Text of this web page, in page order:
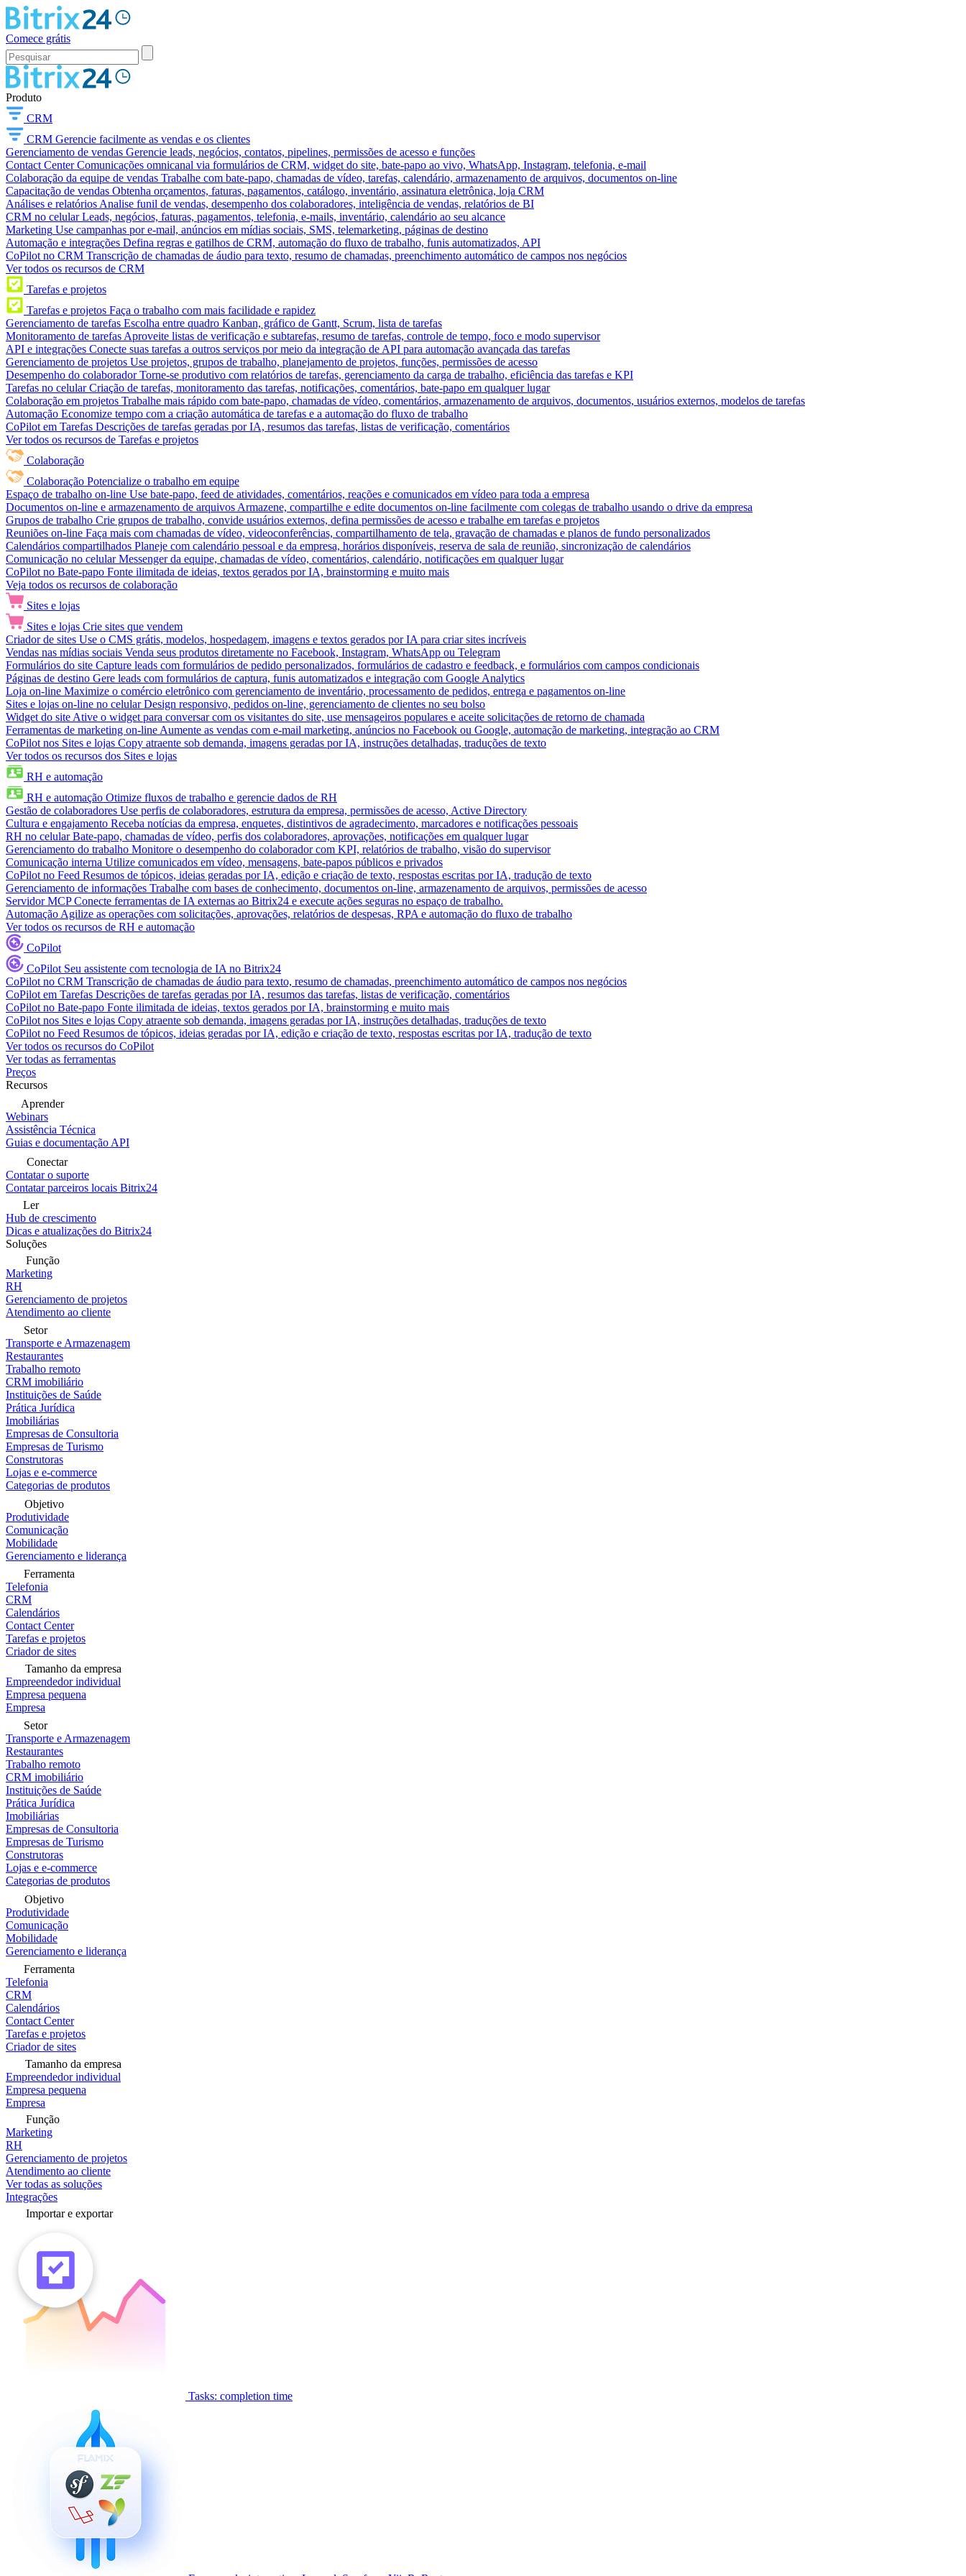
Comece grátis
Produto
CRM
CRM Gerencie facilmente as vendas e os clientes
Gerenciamento de vendas Gerencie leads, negócios, contatos, pipelines, permissões de acesso e funções
Contact Center Comunicações omnicanal via formulários de CRM, widget do site, bate-papo ao vivo, WhatsApp, Instagram, telefonia, e-mail
Colaboração da equipe de vendas Trabalhe com bate-papo, chamadas de vídeo, tarefas, calendário, armazenamento de arquivos, documentos on-line
Capacitação de vendas Obtenha orçamentos, faturas, pagamentos, catálogo, inventário, assinatura eletrônica, loja CRM
Análises e relatórios Analise funil de vendas, desempenho dos colaboradores, inteligência de vendas, relatórios de BI
CRM no celular Leads, negócios, faturas, pagamentos, telefonia, e-mails, inventário, calendário ao seu alcance
Marketing Use campanhas por e-mail, anúncios em mídias sociais, SMS, telemarketing, páginas de destino
Automação e integrações Defina regras e gatilhos de CRM, automação do fluxo de trabalho, funis automatizados, API
CoPilot no CRM Transcrição de chamadas de áudio para texto, resumo de chamadas, preenchimento automático de campos nos negócios
Ver todos os recursos de CRM
Tarefas e projetos
Tarefas e projetos Faça o trabalho com mais facilidade e rapidez
Gerenciamento de tarefas Escolha entre quadro Kanban, gráfico de Gantt, Scrum, lista de tarefas
Monitoramento de tarefas Aproveite listas de verificação e subtarefas, resumo de tarefas, controle de tempo, foco e modo supervisor
API e integrações Conecte suas tarefas a outros serviços por meio da integração de API para automação avançada das tarefas
Gerenciamento de projetos Use projetos, grupos de trabalho, planejamento de projetos, funções, permissões de acesso
Desempenho do colaborador Torne-se produtivo com relatórios de tarefas, gerenciamento da carga de trabalho, eficiência das tarefas e KPI
Tarefas no celular Criação de tarefas, monitoramento das tarefas, notificações, comentários, bate-papo em qualquer lugar
Colaboração em projetos Trabalhe mais rápido com bate-papo, chamadas de vídeo, comentários, armazenamento de arquivos, documentos, usuários externos, modelos de tarefas
Automação Economize tempo com a criação automática de tarefas e a automação do fluxo de trabalho
CoPilot em Tarefas Descrições de tarefas geradas por IA, resumos das tarefas, listas de verificação, comentários
Ver todos os recursos de Tarefas e projetos
Colaboração
Colaboração Potencialize o trabalho em equipe
Espaço de trabalho on-line Use bate-papo, feed de atividades, comentários, reações e comunicados em vídeo para toda a empresa
Documentos on-line e armazenamento de arquivos Armazene, compartilhe e edite documentos on-line facilmente com colegas de trabalho usando o drive da empresa
Grupos de trabalho Crie grupos de trabalho, convide usuários externos, defina permissões de acesso e trabalhe em tarefas e projetos
Reuniões on-line Faça mais com chamadas de vídeo, videoconferências, compartilhamento de tela, gravação de chamadas e planos de fundo personalizados
Calendários compartilhados Planeje com calendário pessoal e da empresa, horários disponíveis, reserva de sala de reunião, sincronização de calendários
Comunicação no celular Messenger da equipe, chamadas de vídeo, comentários, calendário, notificações em qualquer lugar
CoPilot no Bate-papo Fonte ilimitada de ideias, textos gerados por IA, brainstorming e muito mais
Veja todos os recursos de colaboração
Sites e lojas
Sites e lojas Crie sites que vendem
Criador de sites Use o CMS grátis, modelos, hospedagem, imagens e textos gerados por IA para criar sites incríveis
Vendas nas mídias sociais Venda seus produtos diretamente no Facebook, Instagram, WhatsApp ou Telegram
Formulários do site Capture leads com formulários de pedido personalizados, formulários de cadastro e feedback, e formulários com campos condicionais
Páginas de destino Gere leads com formulários de captura, funis automatizados e integração com Google Analytics
Loja on-line Maximize o comércio eletrônico com gerenciamento de inventário, processamento de pedidos, entrega e pagamentos on-line
Sites e lojas on-line no celular Design responsivo, pedidos on-line, gerenciamento de clientes no seu bolso
Widget do site Ative o widget para conversar com os visitantes do site, use mensageiros populares e aceite solicitações de retorno de chamada
Ferramentas de marketing on-line Aumente as vendas com e-mail marketing, anúncios no Facebook ou Google, automação de marketing, integração ao CRM
CoPilot nos Sites e lojas Copy atraente sob demanda, imagens geradas por IA, instruções detalhadas, traduções de texto
Ver todos os recursos dos Sites e lojas
RH e automação
RH e automação Otimize fluxos de trabalho e gerencie dados de RH
Gestão de colaboradores Use perfis de colaboradores, estrutura da empresa, permissões de acesso, Active Directory
Cultura e engajamento Receba notícias da empresa, enquetes, distintivos de agradecimento, marcadores e notificações pessoais
RH no celular Bate-papo, chamadas de vídeo, perfis dos colaboradores, aprovações, notificações em qualquer lugar
Gerenciamento do trabalho Monitore o desempenho do colaborador com KPI, relatórios de trabalho, visão do supervisor
Comunicação interna Utilize comunicados em vídeo, mensagens, bate-papos públicos e privados
CoPilot no Feed Resumos de tópicos, ideias geradas por IA, edição e criação de texto, respostas escritas por IA, tradução de texto
Gerenciamento de informações Trabalhe com bases de conhecimento, documentos on-line, armazenamento de arquivos, permissões de acesso
Servidor MCP Conecte ferramentas de IA externas ao Bitrix24 e execute ações seguras no espaço de trabalho.
Automação Agilize as operações com solicitações, aprovações, relatórios de despesas, RPA e automação do fluxo de trabalho
Ver todos os recursos de RH e automação
CoPilot
CoPilot Seu assistente com tecnologia de IA no Bitrix24
CoPilot no CRM Transcrição de chamadas de áudio para texto, resumo de chamadas, preenchimento automático de campos nos negócios
CoPilot em Tarefas Descrições de tarefas geradas por IA, resumos das tarefas, listas de verificação, comentários
CoPilot no Bate-papo Fonte ilimitada de ideias, textos gerados por IA, brainstorming e muito mais
CoPilot nos Sites e lojas Copy atraente sob demanda, imagens geradas por IA, instruções detalhadas, traduções de texto
CoPilot no Feed Resumos de tópicos, ideias geradas por IA, edição e criação de texto, respostas escritas por IA, tradução de texto
Ver todos os recursos do CoPilot
Ver todas as ferramentas
Preços
Recursos
Aprender
Webinars
Assistência Técnica
Guias e documentação API
Conectar
Contatar o suporte
Contatar parceiros locais Bitrix24
Ler
Hub de crescimento
Dicas e atualizações do Bitrix24
Soluções
Função
Marketing
RH
Gerenciamento de projetos
Atendimento ao cliente
Setor
Transporte e Armazenagem
Restaurantes
Trabalho remoto
CRM imobiliário
Instituições de Saúde
Prática Jurídica
Imobiliárias
Empresas de Consultoria
Empresas de Turismo
Construtoras
Lojas e e-commerce
Categorias de produtos
Objetivo
Produtividade
Comunicação
Mobilidade
Gerenciamento e liderança
Ferramenta
Telefonia
CRM
Calendários
Contact Center
Tarefas e projetos
Criador de sites
Tamanho da empresa
Empreendedor individual
Empresa pequena
Empresa
Setor
Transporte e Armazenagem
Restaurantes
Trabalho remoto
CRM imobiliário
Instituições de Saúde
Prática Jurídica
Imobiliárias
Empresas de Consultoria
Empresas de Turismo
Construtoras
Lojas e e-commerce
Categorias de produtos
Objetivo
Produtividade
Comunicação
Mobilidade
Gerenciamento e liderança
Ferramenta
Telefonia
CRM
Calendários
Contact Center
Tarefas e projetos
Criador de sites
Tamanho da empresa
Empreendedor individual
Empresa pequena
Empresa
Função
Marketing
RH
Gerenciamento de projetos
Atendimento ao cliente
Ver todas as soluções
Integrações
Importar e exportar
Tasks: completion time